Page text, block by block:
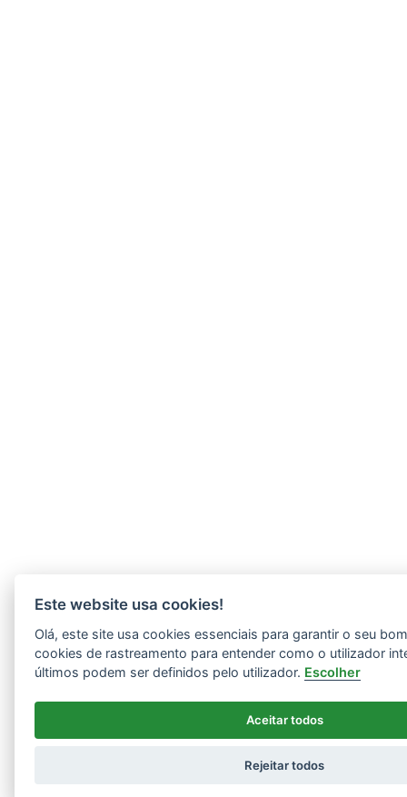
Este website usa cookies!
Olá, este site usa cookies essenciais para garantir o seu
cookies de rastreamento para entender como o utilizador
últimos podem ser definidos pelo utilizador. Escolher
Aceitar todos
Rejeitar todos